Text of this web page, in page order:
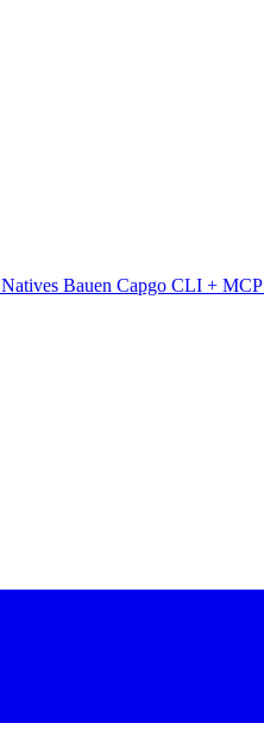
Natives Bauen Capgo CLI + MCP